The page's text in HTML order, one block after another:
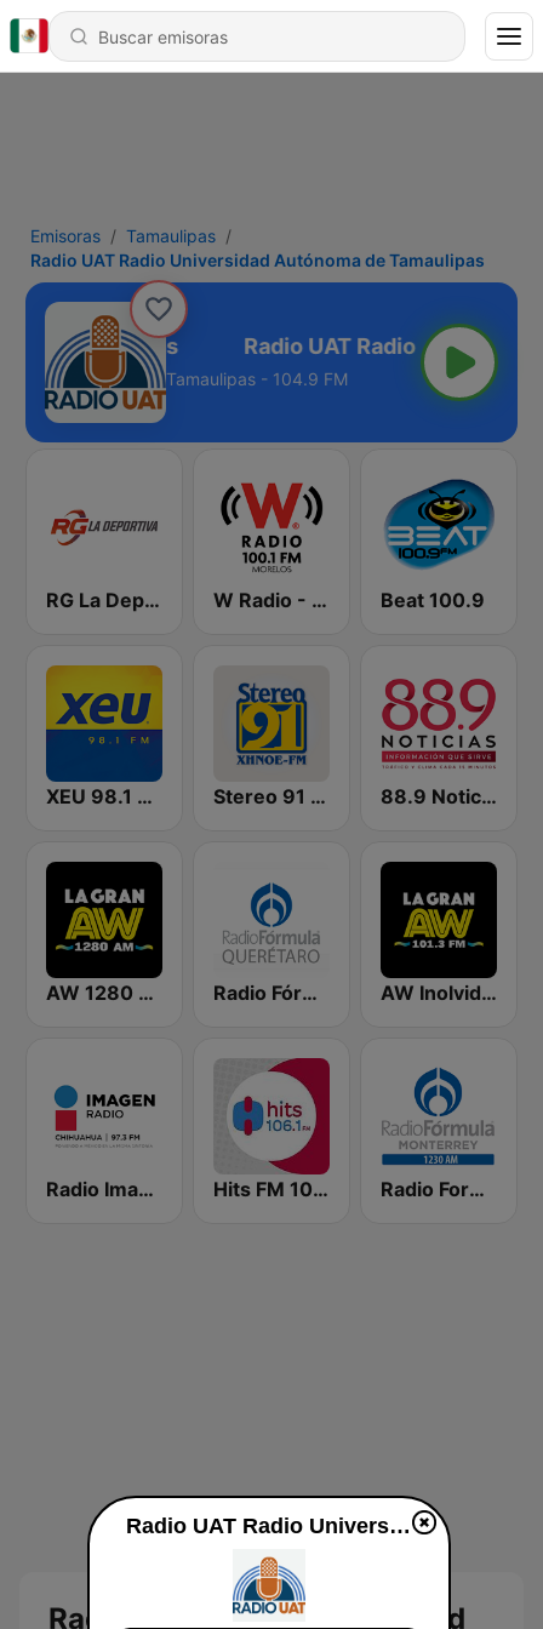
Emisoras
Tamaulipas
Radio UAT Radio Universidad Autónoma de Tamaulipas
de Tamaulipas
Tamaulipas - 104.9 FM
RG La Deportiva 690 AM | Monterrey W Radio - Morelos Beat 100.9
XEU 98.1 FM Stereo 91 XHNOE 88.9 Noticias
AW 1280 AM | Monterrey Radio Fórmula Querétaro AW Inolvidable 101.3 FM | Monterrey
Radio Imagen 97.3 FM Hits FM 106.1 FM | Monterrey Radio Formula 1230 AM
Radio UAT Radio Universidad
Radio UAT Radio Universidad Autónoma de Tamaulipas en vivo